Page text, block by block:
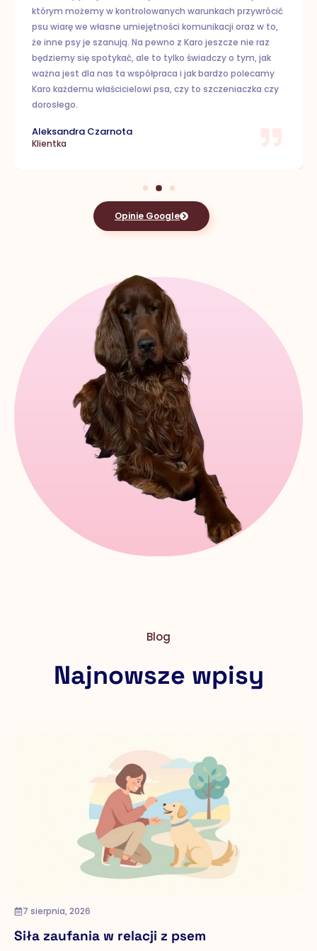
którym możemy w kontrolowanych warunkach przywrócić
psu wiarę we własne umiejętności komunikacji oraz w to,
że inne psy je szanują. Na pewno z Karo jeszcze nie raz
będziemy się spotykać, ale to tylko świadczy o tym, jak
ważna jest dla nas ta współpraca i jak bardzo polecamy
Karo każdemu właścicielowi psa, czy to szczeniaczka czy
dorosłego.
Aleksandra Czarnota
Klientka
Opinie Google
Blog
Najnowsze wpisy
7 sierpnia, 2026
Siła zaufania w relacji z psem